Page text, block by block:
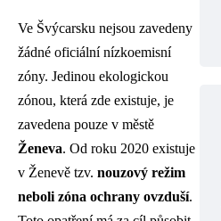
Ve Švýcarsku nejsou zavedeny
žádné oficiální nízkoemisní
zóny. Jedinou ekologickou
zónou, která zde existuje, je
zavedena pouze v městě
Ženeva. Od roku 2020 existuje
v Ženevě tzv. nouzový režim
neboli zóna ochrany ovzduší.